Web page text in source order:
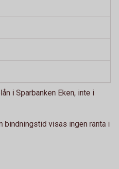
i Sparbanken Eken, inte i
bindningstid visas ingen ränta i